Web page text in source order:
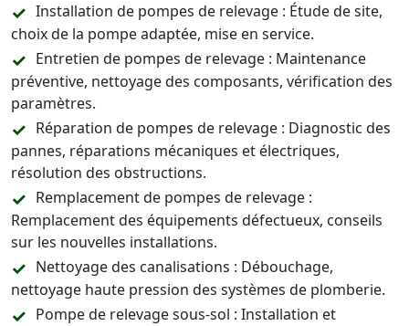
Installation de pompes de relevage : Étude de site,
choix de la pompe adaptée, mise en service.
Entretien de pompes de relevage : Maintenance
préventive, nettoyage des composants, vérification des
paramètres.
Réparation de pompes de relevage : Diagnostic des
pannes, réparations mécaniques et électriques,
résolution des obstructions.
Remplacement de pompes de relevage :
Remplacement des équipements défectueux, conseils
sur les nouvelles installations.
Nettoyage des canalisations : Débouchage,
nettoyage haute pression des systèmes de plomberie.
Pompe de relevage sous-sol : Installation et